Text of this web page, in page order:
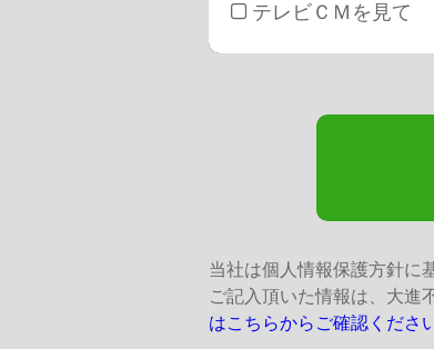
テレビＣＭを見て
当社は個人情報保護方針に
ご記入頂いた情報は、大進
はこちらからご確認くださ